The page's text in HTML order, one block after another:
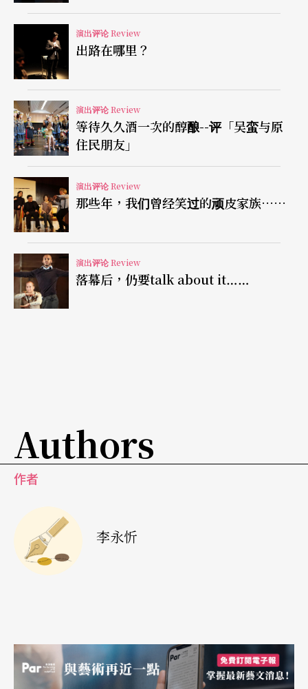
借著强大的背肌与宽阔的肩线，让上原（或许并不
轻易地）营造出与体型完全无法匹配的庞大音压与
厚实的音色。拥有此般雄浑的气势，让上原在《展
览会之画》中如鱼得水，情景交融的成功堪称近年
少见的精采演出。然耐人寻味的是，上原渲染力十
足的手法虽然颇为讨喜，但却经常在音乐的流动
上，瞬间呈现出与听众的距离最大值。尤其在上半
场的贝多芬与李斯特，这种感觉最是明显。
若是进一步地探索其因为何，窃以为一段源自于节
目单上的内容，似乎是关键所在：「上原……在俄
罗斯音乐里建立了可以自由呼吸的创作基础。」俄
罗斯传统中无论是爆发力十足的浓烈情感、幅度极
密、内省、独一无二的风格。这种转瞬间在形而上
顿入禅定，形而下却保持高度精密控制力的特色，
在下斗胆称之为「独白下的传统」：不论是俄罗斯
独白。假以时日，或许这将成为一家之言；但在当
下，上原独白下的「传统」，无论是罗刹还是大
演出评论 Review
出路在哪里？
演出评论 Review
等待久久酒一次的醇酿--评「吴蛮与原
住民朋友」
演出评论 Review
那些年，我们曾经笑过的顽皮家族……
演出评论 Review
落幕后，仍要talk about it……
Authors
作者
李永忻